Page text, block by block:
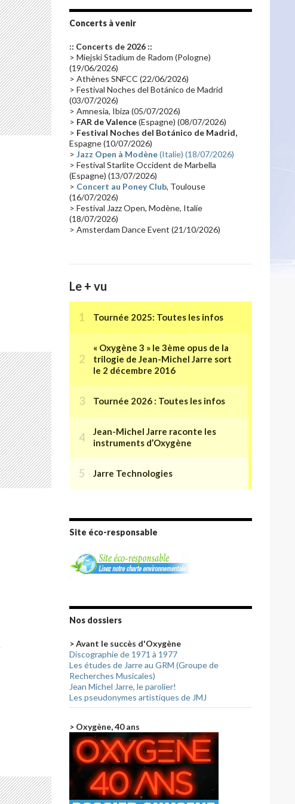
Promo 2019
Emissions 2010 Disques rares
Synthé 70's(20)
Claviériste(19) Groupe de Recherche Musicale
France 2 (18)
Critique(17) Coffret(17) Chronologie(16)
Passages radio(16)
Synthé 80's(16) Les concerts en Chine (16)
Cinéma(16) Houston
Synthé Roland Belgique
Récompense(14) Collaborations 70's(14)
Astronomie(14) France Inter(14)
Concerts à venir
:: Concerts de 2026 ::
> Miejski Stadium de Radom (Pologne)
(19/06/2026)
> Athènes SNFCC (22/06/2026)
> Festival Noches del Botánico de Madrid
(03/07/2026)
> Amnesia, Ibiza (05/07/2026)
> FAR de Valence(Espagne) (08/07/2026)
> Festival Noches del Botánico de Madrid,
Espagne (10/07/2026)
> Jazz Open à Modène(Italie) (18/07/2026)
> Festival Starlite Occident de Marbella
(Espagne) (13/07/2026)
> Concert au Poney Club, Toulouse
(16/07/2026)
> Festival Jazz Open, Modène, Italie
(18/07/2026)
> Amsterdam Dance Event (21/10/2026)
Le + vu
Site éco-responsable
Nos dossiers
> Avant le succès d'Oxygène
Discographie de 1971 à 1977
Les études de Jarre au GRM (Groupe de
Recherches Musicales)
Jean Michel Jarre, le parolier!
Les pseudonymes artistiques de JMJ
> Oxygène, 40 ans